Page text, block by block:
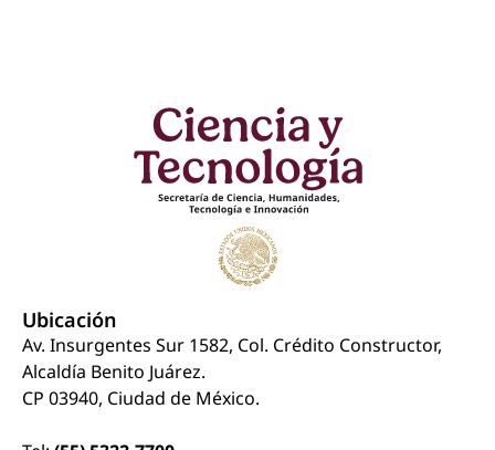
Ubicación
Av. Insurgentes Sur 1582, Col. Crédito Constructor,
Alcaldía Benito Juárez.
CP 03940, Ciudad de México.